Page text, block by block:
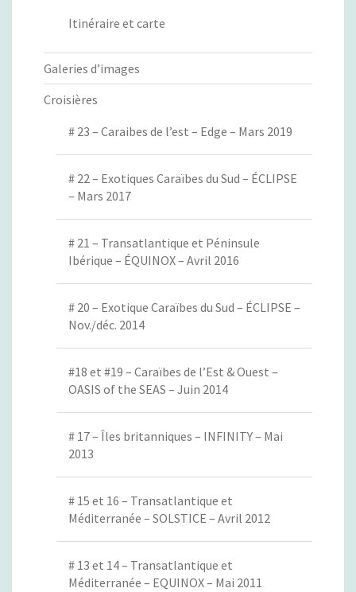
Itinéraire et carte
Galeries d’images
Croisières
# 23 – Caraibes de l’est – Edge – Mars 2019
# 22 – Exotiques Caraïbes du Sud – ÉCLIPSE
– Mars 2017
# 21 – Transatlantique et Péninsule
Ibérique – ÉQUINOX – Avril 2016
# 20 – Exotique Caraïbes du Sud – ÉCLIPSE –
Nov./déc. 2014
#18 et #19 – Caraïbes de l’Est & Ouest –
OASIS of the SEAS – Juin 2014
# 17 – Îles britanniques – INFINITY – Mai
2013
# 15 et 16 – Transatlantique et
Méditerranée – SOLSTICE – Avril 2012
# 13 et 14 – Transatlantique et
Méditerranée – EQUINOX – Mai 2011